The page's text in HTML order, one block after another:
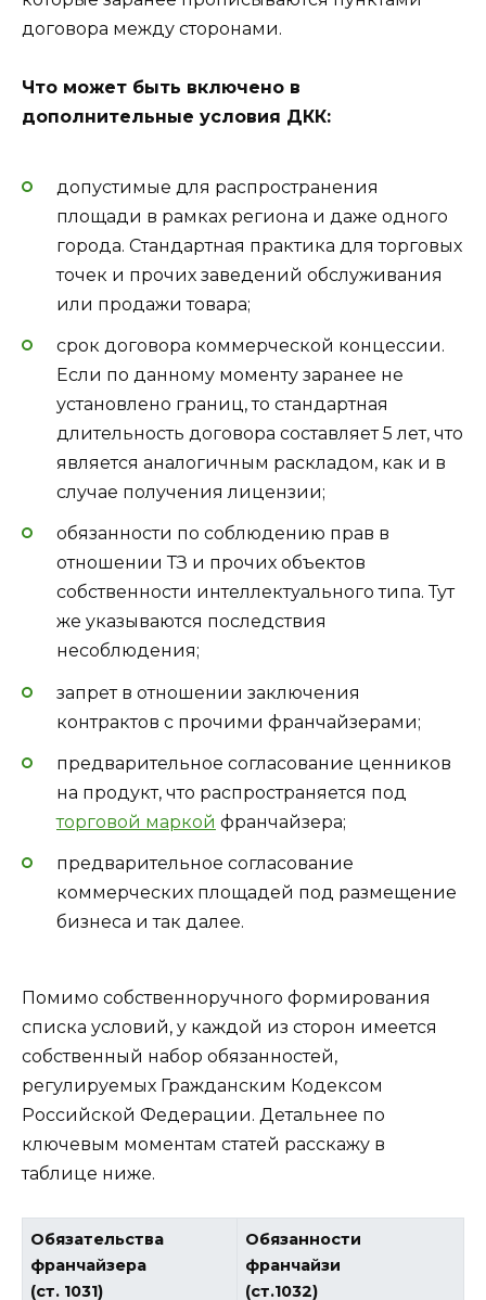
договора между сторонами.
Что может быть включено в
дополнительные условия ДКК:
допустимые для распространения
площади в рамках региона и даже одного
города. Стандартная практика для торговых
точек и прочих заведений обслуживания
или продажи товара;
срок договора коммерческой концессии.
Если по данному моменту заранее не
установлено границ, то стандартная
длительность договора составляет 5 лет, что
является аналогичным раскладом, как и в
случае получения лицензии;
обязанности по соблюдению прав в
отношении ТЗ и прочих объектов
собственности интеллектуального типа. Тут
же указываются последствия
несоблюдения;
запрет в отношении заключения
контрактов с прочими франчайзерами;
предварительное согласование ценников
на продукт, что распространяется под
торговой маркой франчайзера;
предварительное согласование
коммерческих площадей под размещение
бизнеса и так далее.
Помимо собственноручного формирования
списка условий, у каждой из сторон имеется
собственный набор обязанностей,
регулируемых Гражданским Кодексом
Российской Федерации. Детальнее по
ключевым моментам статей расскажу в
таблице ниже.
Обязательства
франчайзера
(ст. 1031)
Обязанности
франчайзи
(ст.1032)